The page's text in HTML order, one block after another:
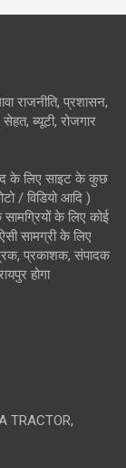
राजनीति, प्रशासन,
ब्यूटी, रोजगार
के लिए साइट के कुछ
/ विडियो आदि )
के लिए कोई
सामग्री के लिए
प्रकाशक, संपादक
होगा
TRACTOR,